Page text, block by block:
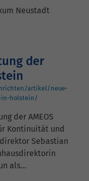
Neustadt
der
artikel/neue-
in-holstein/
der AMEOS
Kontinuität und
Sebastian
als…